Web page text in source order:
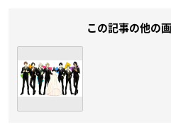
この記事の他の